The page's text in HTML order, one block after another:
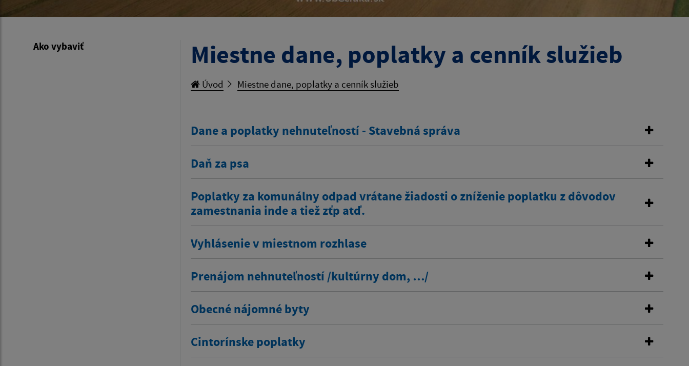
Ako vybaviť Miestne dane, poplatky a cenník služieb
Úvod Miestne dane, poplatky a cenník služieb
Dane a poplatky nehnuteľností - Stavebná správa
Daň za psa
Poplatky za komunálny odpad vrátane žiadosti o zníženie poplatku z dôvodov
zamestnania inde a tiež zťp atď.
Vyhlásenie v miestnom rozhlase
Prenájom nehnuteľností /kultúrny dom, …/
Obecné nájomné byty
Cintorínske poplatky